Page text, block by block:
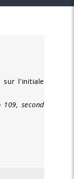
sur l'initiale
second